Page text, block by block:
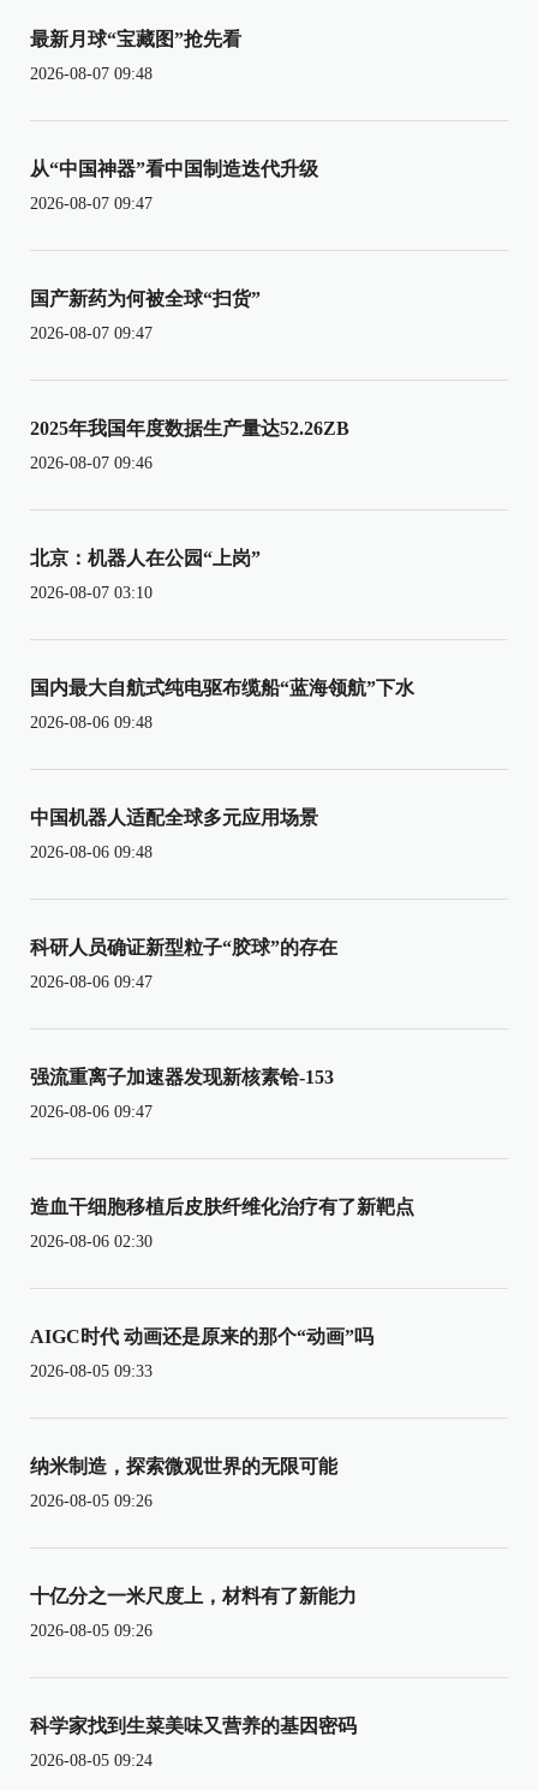
最新月球“宝藏图”抢先看
2026-08-07 09:48
从“中国神器”看中国制造迭代升级
2026-08-07 09:47
国产新药为何被全球“扫货”
2026-08-07 09:47
2025年我国年度数据生产量达52.26ZB
2026-08-07 09:46
北京：机器人在公园“上岗”
2026-08-07 03:10
国内最大自航式纯电驱布缆船“蓝海领航”下水
2026-08-06 09:48
中国机器人适配全球多元应用场景
2026-08-06 09:48
科研人员确证新型粒子“胶球”的存在
2026-08-06 09:47
强流重离子加速器发现新核素铪-153
2026-08-06 09:47
造血干细胞移植后皮肤纤维化治疗有了新靶点
2026-08-06 02:30
AIGC时代 动画还是原来的那个“动画”吗
2026-08-05 09:33
纳米制造，探索微观世界的无限可能
2026-08-05 09:26
十亿分之一米尺度上，材料有了新能力
2026-08-05 09:26
科学家找到生菜美味又营养的基因密码
2026-08-05 09:24